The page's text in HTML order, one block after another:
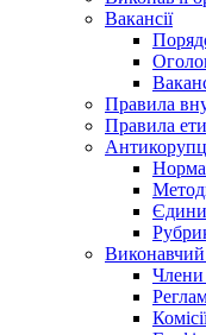
Вакансії
Правила
Правила
Виконавчий
Члени